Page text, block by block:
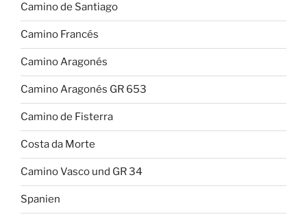
Camino de Santiago
Camino Francés
Camino Aragonés
Camino Aragonés GR 653
Camino de Fisterra
Costa da Morte
Camino Vasco und GR 34
Spanien